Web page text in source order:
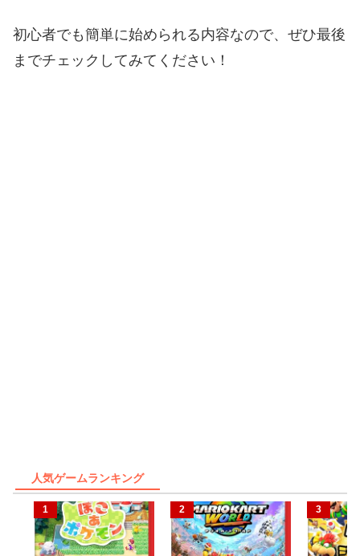
初心者でも簡単に始められる内容なので、ぜひ最後
までチェックしてみてください！
人気ゲームランキング